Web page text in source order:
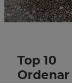
Top 10
Ordenar